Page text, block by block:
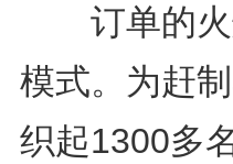
订单的火
模式。为赶
织起1300多